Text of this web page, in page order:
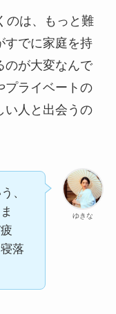
のは、もっと難
すでに家庭を持
のが大変なんで
プライベートの
い人と出会うの
ゆきな
、
落